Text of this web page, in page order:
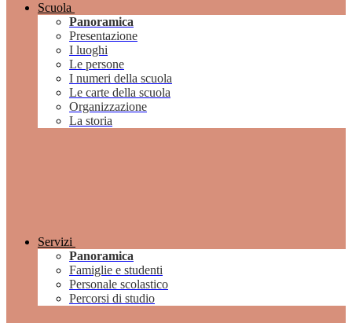
Scuola
Panoramica
Presentazione
I luoghi
Le persone
I numeri della scuola
Le carte della scuola
Organizzazione
La storia
Servizi
Panoramica
Famiglie e studenti
Personale scolastico
Percorsi di studio